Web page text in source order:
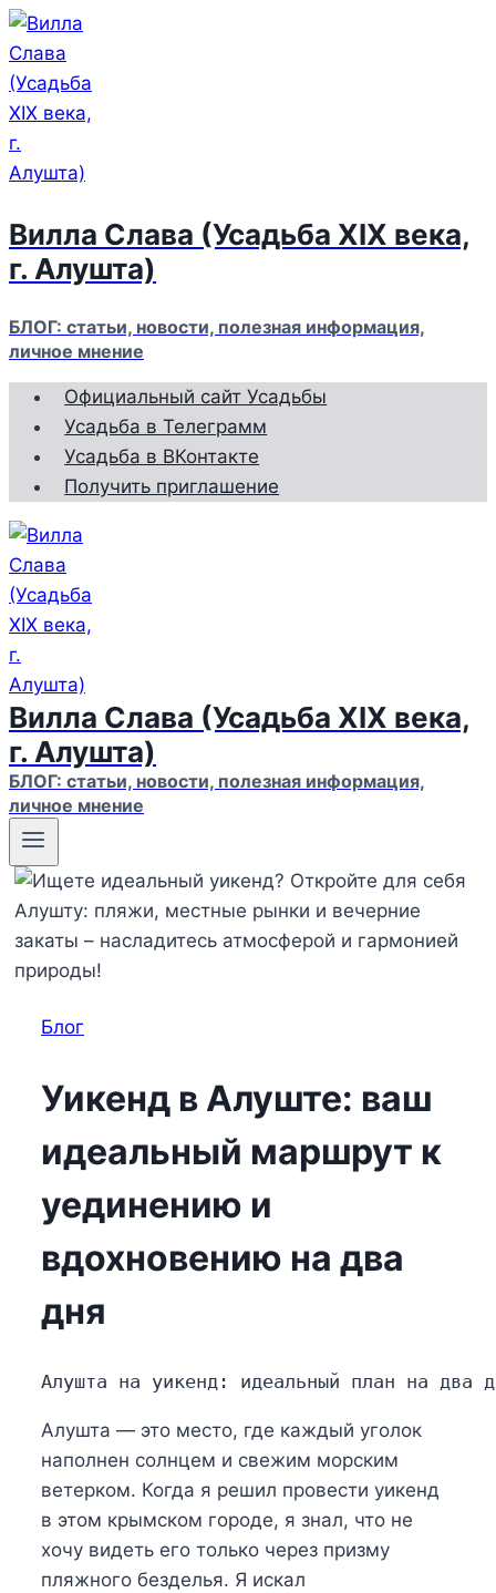
Перейти
к
содержимому
Вилла Слава (Усадьба XIX века,
г. Алушта)
БЛОГ: статьи, новости, полезная информация,
личное мнение
Официальный сайт Усадьбы
Усадьба в Телеграмм
Усадьба в ВКонтакте
Получить приглашение
Вилла Слава (Усадьба XIX века,
г. Алушта)
БЛОГ: статьи, новости, полезная информация,
личное мнение
Блог
Уикенд в Алуште: ваш
идеальный маршрут к
уединению и
вдохновению на два
дня
Алушта на уикенд: идеальный план на два
Алушта — это место, где каждый уголок
наполнен солнцем и свежим морским
ветерком. Когда я решил провести уикенд
в этом крымском городе, я знал, что не
хочу видеть его только через призму
пляжного безделья. Я искал